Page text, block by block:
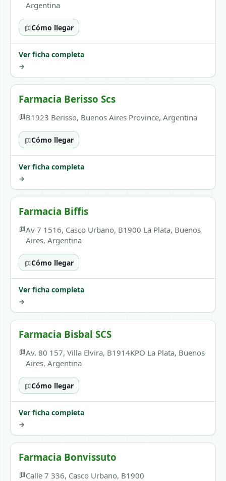
Argentina
Cómo llegar
Ver ficha completa
→
Farmacia Berisso Scs
B1923 Berisso, Buenos Aires Province, Argentina
Cómo llegar
Ver ficha completa
→
Farmacia Biffis
Av 7 1516, Casco Urbano, B1900 La Plata, Buenos
Aires, Argentina
Cómo llegar
Ver ficha completa
→
Farmacia Bisbal SCS
Av. 80 157, Villa Elvira, B1914KPO La Plata, Buenos
Aires, Argentina
Cómo llegar
Ver ficha completa
→
Farmacia Bonvissuto
Calle 7 336, Casco Urbano, B1900